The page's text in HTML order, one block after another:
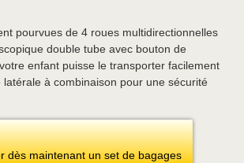
pourvues de 4 roues multidirectionnelles
double tube avec bouton de
enfant puisse le transporter facilement
latérale à combinaison pour une sécurité
dès maintenant un set de bagages